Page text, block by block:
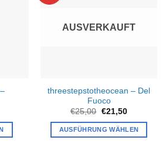
Optionen
gewählt
werden
AUSVERKAUFT
threestepstotheocean – Del
Fuoco
€25,00 Ursprünglicher
war:
€25,00
€21,50Aktueller
ist:
€21,50.
AUSFÜHRUNG WÄHLEN